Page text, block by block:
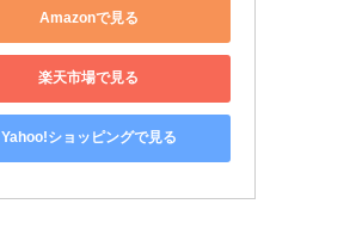
Amazonで見る
楽天市場で見る
Yahoo!ショッピングで見る